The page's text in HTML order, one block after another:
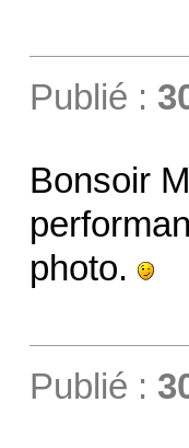
Publié :
Bonsoir
photo.
Publié :